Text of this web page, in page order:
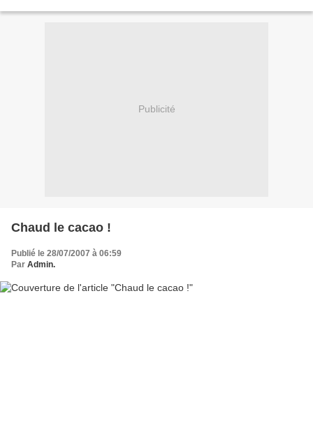
Publicité
Chaud le cacao !
Publié le 28/07/2007 à 06:59
Par Admin.